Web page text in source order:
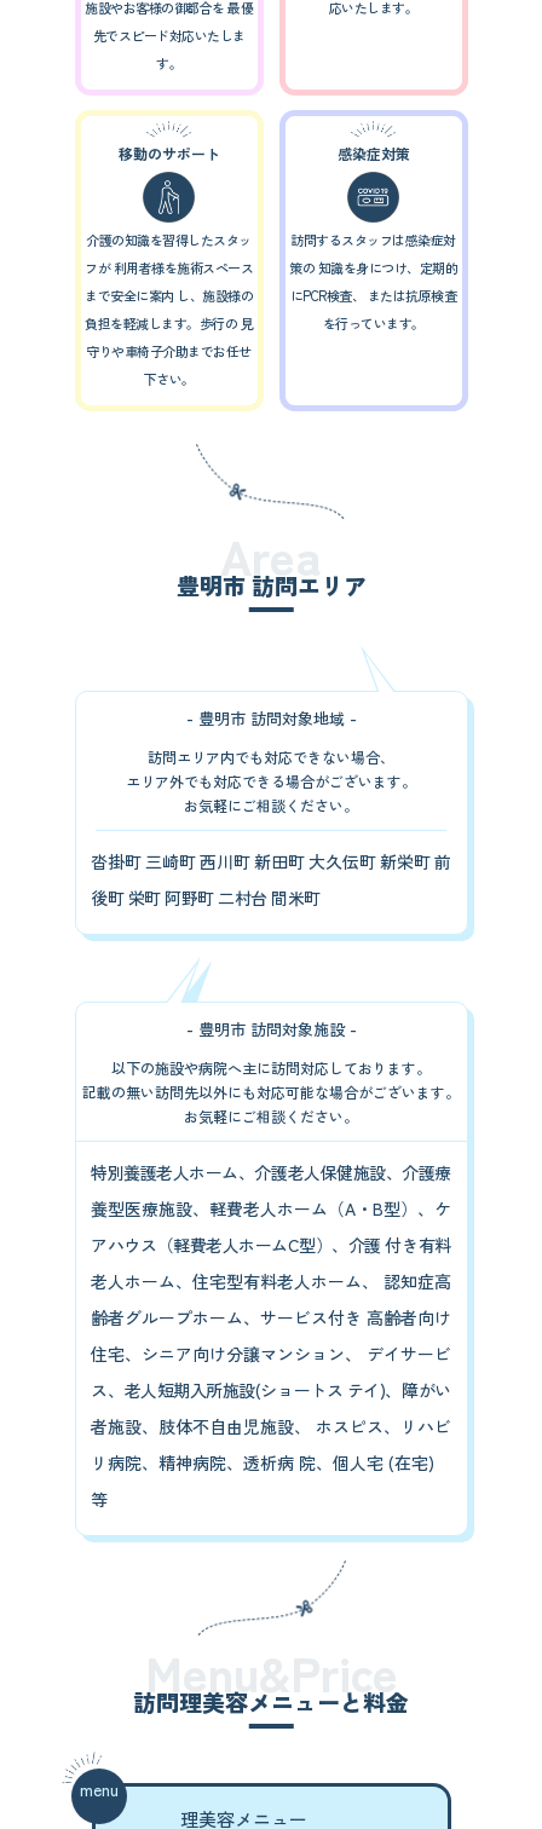
施設やお客様の御都合を最優
先でスピード対応いたしま
す。
応いたします。
移動のサポート
介護の知識を習得したスタッ
フが利用者様を施術スペース
まで安全に案内 し、施設様の
負担を軽減します。歩行の 見
守りや車椅子介助までお任せ
下さい。
感染症対策
訪問するスタッフは感染症対
策の知識を身につけ、定期的
にPCR検査、
または抗原検査
を行っています。
豊明市 訪問エリア
- 豊明市 訪問対象地域 -
訪問エリア内でも対応できない場合、
エリア外でも対応できる場合がございます。
お気軽にご相談ください。
沓掛町 三崎町 西川町 新田町 大久伝町 新栄町 前
後町 栄町 阿野町 二村台 間米町
- 豊明市 訪問対象施設 -
以下の施設や病院へ主に訪問対応しております。
記載の無い訪問先以外にも対応可能な場合がございます。
お気軽にご相談ください。
特別養護老人ホーム、介護老人保健施設、介護療
養型医療施設、軽費老人ホーム（A・B型）、ケ
アハウス（軽費老人ホームC型）、介護 付き有料
老人ホーム、住宅型有料老人ホーム、 認知症高
齢者グループホーム、サービス付き 高齢者向け
住宅、シニア向け分譲マンション、 デイサービ
ス、老人短期入所施設(ショートス テイ)、障がい
者施設、肢体不自由児施設、 ホスピス、リハビ
リ病院、精神病院、透析病 院、個人宅 (在宅)
等
訪問理美容メニューと料金
menu
理美容メニュー